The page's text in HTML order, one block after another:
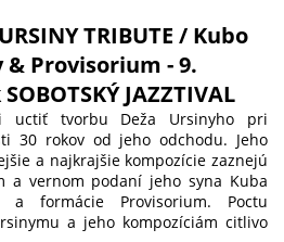
Potom bude cena stúpať. Predaj
ORBIS a online. Príbeh zachytáva
tohto muža, od bezstarostnej
bohémsky život až po tragický a
Ponecháva otázku v pozadí, či
„zachrániť“ túto legendu, či si
vážime skutočné talenty a...
TRIBUTE / Kubo
& Provisorium - 9.
JAZZTIVAL
uctiť tvorbu Deža Ursinyho pri
30 rokov od jeho odchodu. Jeho
a najkrajšie kompozície zaznejú
a vernom podaní jeho syna Kuba
a formácie Provisorium. Poctu
a jeho kompozíciám citlivo